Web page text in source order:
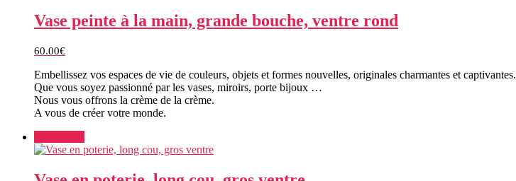
Vase peinte à la main, grande bouche, ventre rond
60.00€
Embellissez vos espaces de vie de couleurs, objets et formes nouvelles, originales charmantes et captivantes.
Que vous soyez passionné par les vases, miroirs, porte bijoux …
Nous vous offrons la crème de la crème.
A vous de créer votre monde.